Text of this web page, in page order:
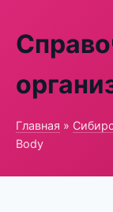
Главная »
Body